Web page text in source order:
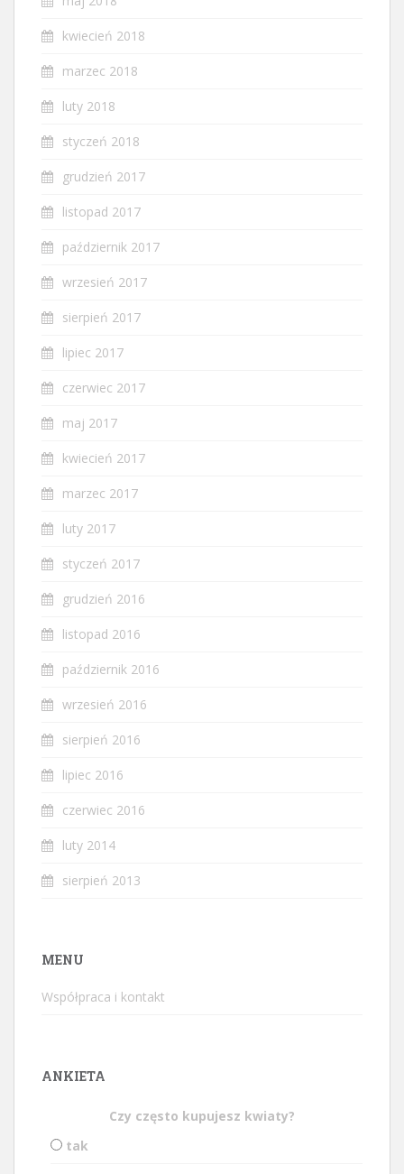
kwiecień 2018
marzec 2018
luty 2018
styczeń 2018
grudzień 2017
listopad 2017
październik 2017
wrzesień 2017
sierpień 2017
lipiec 2017
czerwiec 2017
maj 2017
kwiecień 2017
marzec 2017
luty 2017
styczeń 2017
grudzień 2016
listopad 2016
październik 2016
wrzesień 2016
sierpień 2016
lipiec 2016
czerwiec 2016
luty 2014
sierpień 2013
MENU
Współpraca i kontakt
ANKIETA
Czy często kupujesz kwiaty?
tak